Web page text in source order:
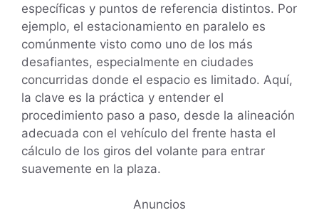
específicas y puntos de referencia distintos. Por
ejemplo, el estacionamiento en paralelo es
comúnmente visto como uno de los más
desafiantes, especialmente en ciudades
concurridas donde el espacio es limitado. Aquí,
la clave es la práctica y entender el
procedimiento paso a paso, desde la alineación
adecuada con el vehículo del frente hasta el
cálculo de los giros del volante para entrar
suavemente en la plaza.
Anuncios